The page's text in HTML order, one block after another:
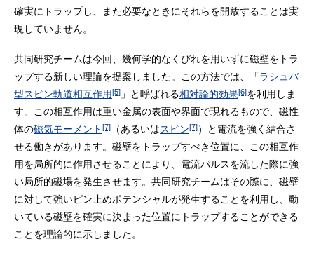
確実にトラップし、また必要なときにそれらを開放することは実
現していません。
共同研究チームは今回、幾何学的なくびれを用いずに磁壁をトラ
ップする新しい理論を提案しました。この方法では、「ラシュバ
型スピン軌道相互作用[5] 」と呼ばれる相対論的効果[6]を利用しま
す。この相互作用は重い金属の表面や界面で現れるもので、磁性
体の磁気モーメント [7] （あるいはスピン[7]）と電流を強く結合さ
せる働きがあります。磁壁をトラップすべき位置に、この相互作
用を局所的に作用させることにより、電流パルスを流した際に強
い局所的磁場を発生させます。共同研究チームはその際に、磁壁
に対して強いピン止めポテンシャルが発生することを利用し、動
いている磁壁を確実に決まった位置にトラップすることができる
ことを理論的に示しました。